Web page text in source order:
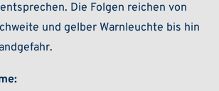
Die Folgen reichen von
und gelber Warnleuchte bis hin